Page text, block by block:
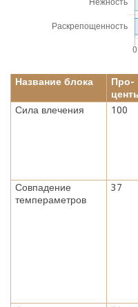
Название блока
Про-
Сила влечения 100
Совпадение
темпераметров
37